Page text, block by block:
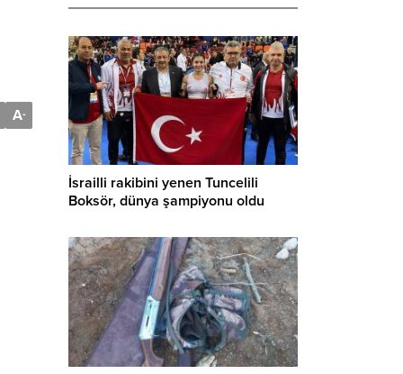
A-
İsrailli rakibini yenen Tuncelili
Boksör, dünya şampiyonu oldu